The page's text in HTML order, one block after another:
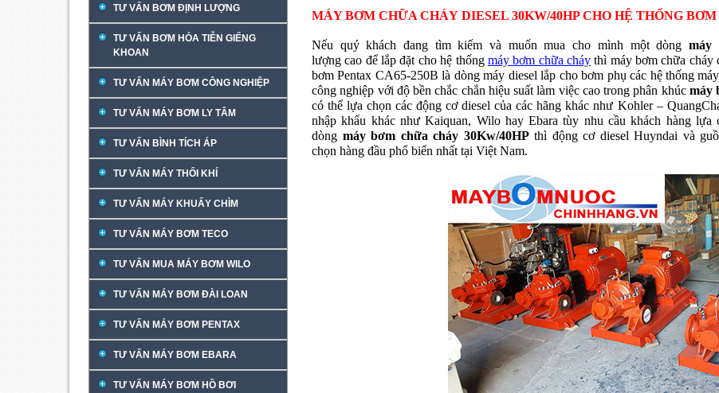
TƯ VẤN BƠM ĐỊNH LƯỢNG
TƯ VẤN BƠM HỎA TIỄN GIẾNG
KHOAN
TƯ VẤN MÁY BƠM CÔNG NGHIỆP
TƯ VẤN MÁY BƠM LY TÂM
TƯ VẤN BÌNH TÍCH ÁP
TƯ VẤN MÁY THỔI KHÍ
TƯ VẤN MÁY KHUẤY CHÌM
TƯ VẤN MÁY BƠM TECO
TƯ VẤN MUA MÁY BƠM WILO
TƯ VẤN MÁY BƠM ĐÀI LOAN
TƯ VẤN MÁY BƠM PENTAX
TƯ VẤN MÁY BƠM EBARA
TƯ VẤN MÁY BƠM HỒ BƠI
MÁY BƠM CHỮA CHÁY DIESEL 30KW/40HP CHO HỆ THỐNG BƠM
Nếu quý khách đang tìm kiếm và muốn mua cho mình một dòng máy
lượng cao để lắp đặt cho hệ thống máy bơm chữa cháythì máy bơm chữa cháy
bơm Pentax CA65-250B là dòng máy diesel lắp cho bơm phụ các hệ thống
công nghiệp với độ bền chắc chắn hiệu suất làm việc cao trong phân khúc máy
có thể lựa chọn các động cơ diesel của các hãng khác như Kohler –
nhập khẩu khác như Kaiquan, Wilo hay Ebara tùy nhu cầu khách hàng
dòng máy bơm chữa cháy 30Kw/40HPthì động cơ diesel Huyndai và
chọn hàng đầu phổ biến nhất tại Việt Nam.